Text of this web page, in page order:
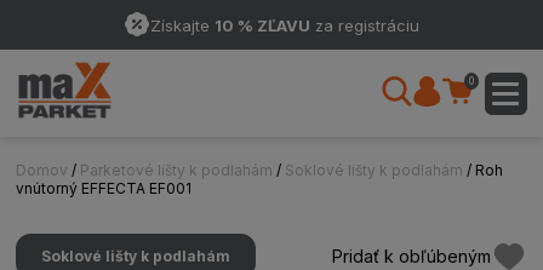
Získajte 10 % ZĽAVU za registráciu
0
Domov / Parketové lišty k podlahám / Soklové lišty k podlahám / Roh
vnútorný EFFECTA EF001
Soklové lišty k podlahám Pridať k obľúbeným